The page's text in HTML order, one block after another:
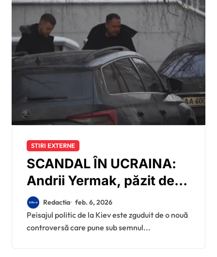
STIRI EXTERNE
SCANDAL ÎN UCRAINA:
Andrii Yermak, păzit de
forțele speciale ale
statului și după demitere,
deși este implicat într-un
dosar de corupție
Redactia feb. 6, 2026
Peisajul politic de la Kiev este zguduit de o nouă
controversă care pune sub semnul...